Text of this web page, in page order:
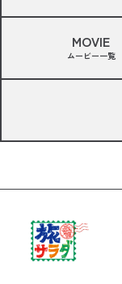
MOVIE
ムービー一覧